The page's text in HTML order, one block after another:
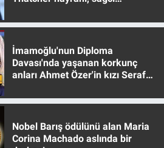
İmamoğlu'nun Diploma
Davası'nda yaşanan korkunç
anları Ahmet Özer'in kızı Seraf
Nobel Barış ödülünü alan Maria
Corina Machado aslında bir